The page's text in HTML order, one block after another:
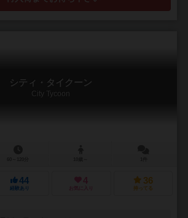
シティ・タイクーン
City Tycoon
44
経験あり
4
お気に入り
36
持ってる